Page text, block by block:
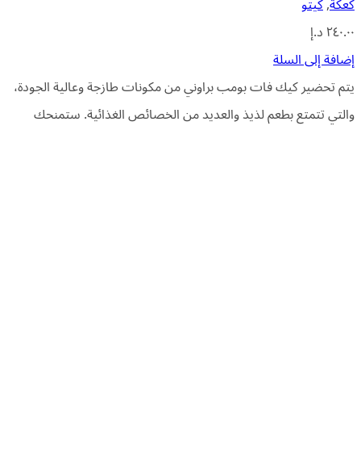
٢٤٠.٠٠د.إ
إضافة إلى السلة
يتم تحضير كيك فات بومب براوني من مكونات طازجة وعالية الجودة،
والتي تتمتع بطعم لذيذ والعديد من الخصائص الغذائية. ستمنحك